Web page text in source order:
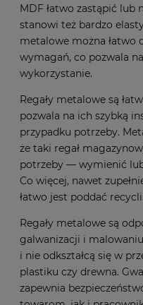
MDF łatwo zastąpić lub
stanowi też bardzo
metalowe można łatwo
wymagań, co pozwala
wykorzystanie.
Regały metalowe są
pozwala na ich szybką
przypadku potrzeby.
że taki regał
potrzeby — wymienić
Co więcej, nawet
łatwo jest poddać
Regały metalowe są
galwanizacji i
i nie odkształcą się w
plastiku czy drewna.
zapewnia